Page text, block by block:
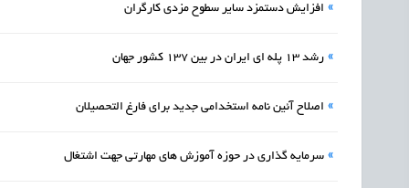
» افزایش دستمزد سایر سطوح مزدی کارگران
» رشد 13 پله ای ایران در بین 137 کشور جهان
» اصلاح آئین نامه استخدامی جدید برای فارغ التحصیلان
» سرمایه گذاری در حوزه آموزش های مهارتی جهت اشتغال